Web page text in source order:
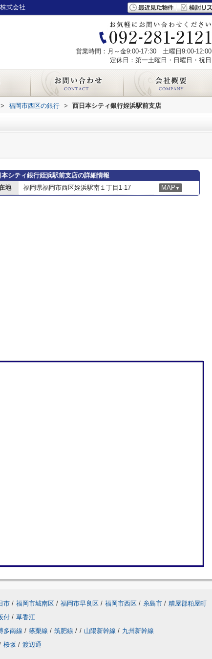
式会社
営業時間：月～金9:00-17:30 土曜日9:00-12:00
定休日：第一土曜日・日曜日・祝日
> 福岡市西区の銀行 > 西日本シティ銀行姪浜駅前支店
本シティ銀行姪浜駅前支店の詳細情報
地
福岡県福岡市西区姪浜駅南１丁目1-17 MAP ▼
市 / 福岡市城南区 / 福岡市早良区 / 福岡市西区 / 糸島市 / 糟屋郡粕屋町
付 / 草香江
多南線 / 篠栗線 / 筑肥線 / / 山陽新幹線 / 九州新幹線
桜坂 / 渡辺通